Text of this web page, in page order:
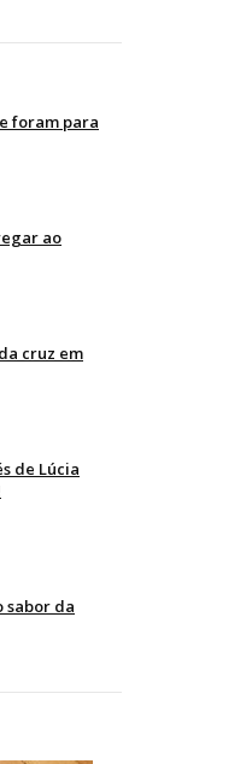
foram para
ao
cruz em
de Lúcia
sabor da